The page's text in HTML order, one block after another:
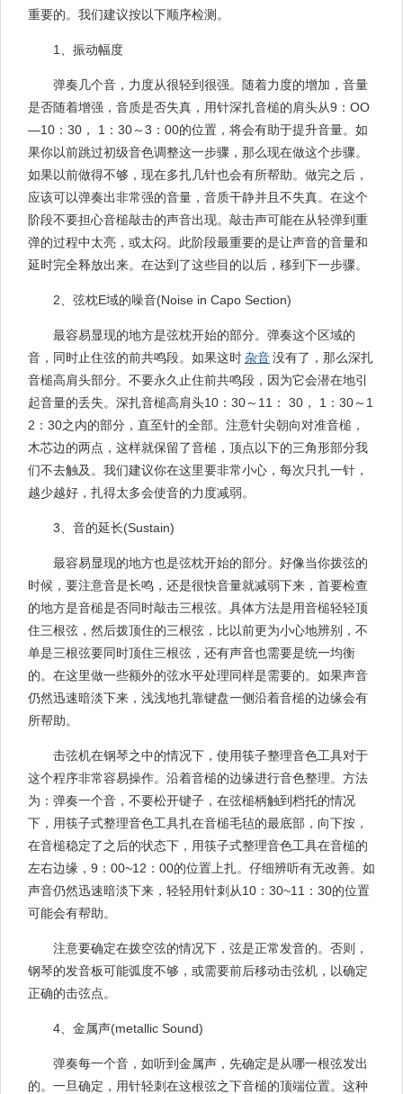
重要的。我们建议按以下顺序检测。
1、振动幅度
弹奏几个音，力度从很轻到很强。随着力度的增加，音量
是否随着增强，音质是否失真，用针深扎音槌的肩头从9：OO
—10：30， 1：30～3：00的位置，将会有助于提升音量。如
果你以前跳过初级音色调整这一步骤，那么现在做这个步骤。
如果以前做得不够，现在多扎几针也会有所帮助。做完之后，
应该可以弹奏出非常强的音量，音质干静并且不失真。在这个
阶段不要担心音槌敲击的声音出现。敲击声可能在从轻弹到重
弹的过程中太亮，或太闷。此阶段最重要的是让声音的音量和
延时完全释放出来。在达到了这些目的以后，移到下一步骤。
2、弦枕E域的噪音(Noise in Capo Section)
最容易显现的地方是弦枕开始的部分。弹奏这个区域的
音，同时止住弦的前共鸣段。如果这时杂音没有了，那么深扎
音槌高肩头部分。不要永久止住前共鸣段，因为它会潜在地引
起音量的丢失。深扎音槌高肩头10：30～11： 30， 1：30～1
2：30之内的部分，直至针的全部。注意针尖朝向对准音槌，
木芯边的两点，这样就保留了音槌，顶点以下的三角形部分我
们不去触及。我们建议你在这里要非常小心，每次只扎一针，
越少越好，扎得太多会使音的力度减弱。
3、音的延长(Sustain)
最容易显现的地方也是弦枕开始的部分。好像当你拨弦的
时候，要注意音是长鸣，还是很快音量就减弱下来，首要检查
的地方是音槌是否同时敲击三根弦。具体方法是用音槌轻轻顶
住三根弦，然后拨顶住的三根弦，比以前更为小心地辨别，不
单是三根弦要同时顶住三根弦，还有声音也需要是统一均衡
的。在这里做一些额外的弦水平处理同样是需要的。如果声音
仍然迅速暗淡下来，浅浅地扎靠键盘一侧沿着音槌的边缘会有
所帮助。
击弦机在钢琴之中的情况下，使用筷子整理音色工具对于
这个程序非常容易操作。沿着音槌的边缘进行音色整理。方法
为：弹奏一个音，不要松开键子，在弦槌柄触到档托的情况
下，用筷子式整理音色工具扎在音槌毛毡的最底部，向下按，
在音槌稳定了之后的状态下，用筷子式整理音色工具在音槌的
左右边缘，9：00~12：00的位置上扎。仔细辨听有无改善。如
声音仍然迅速暗淡下来，轻轻用针刺从10：30~11：30的位置
可能会有帮助。
注意要确定在拨空弦的情况下，弦是正常发音的。否则，
钢琴的发音板可能弧度不够，或需要前后移动击弦机，以确定
正确的击弦点。
4、金属声(metallic Sound)
弹奏每一个音，如听到金属声，先确定是从哪一根弦发出
的。一旦确定，用针轻刺在这根弦之下音槌的顶端位置。这种